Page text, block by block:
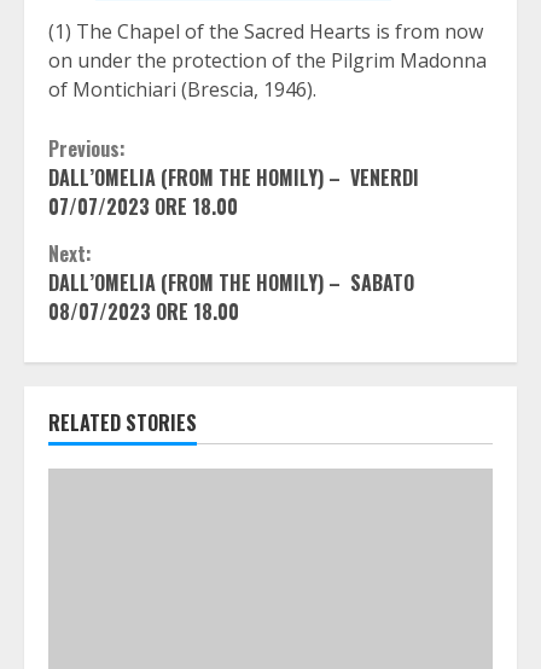
(1) The Chapel of the Sacred Hearts is from now
on under the protection of the Pilgrim Madonna
of Montichiari (Brescia, 1946).
Continue
Reading
Previous:
DALL’OMELIA (FROM THE HOMILY) – VENERDI
07/07/2023 ORE 18.00
Next:
DALL’OMELIA (FROM THE HOMILY) – SABATO
08/07/2023 ORE 18.00
RELATED STORIES